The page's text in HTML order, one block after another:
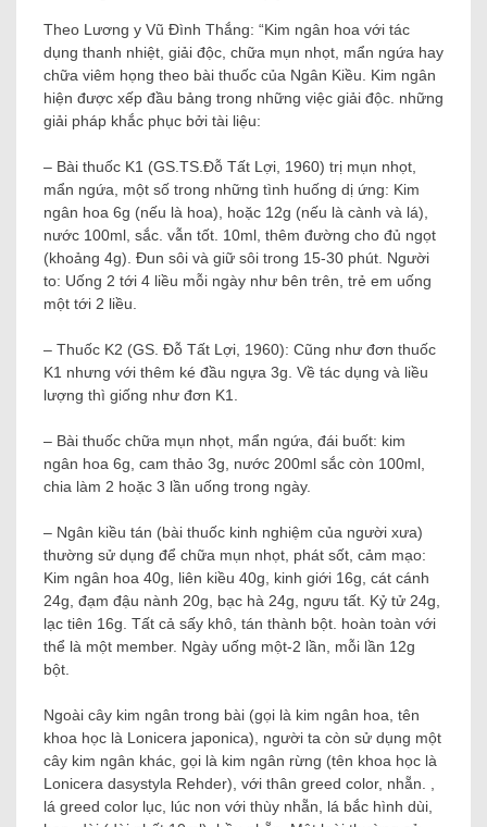
Theo Lương y Vũ Đình Thắng: “Kim ngân hoa với tác
dụng thanh nhiệt, giải độc, chữa mụn nhọt, mẩn ngứa hay
chữa viêm họng theo bài thuốc của Ngân Kiều. Kim ngân
hiện được xếp đầu bảng trong những việc giải độc. những
giải pháp khắc phục bởi tài liệu:
– Bài thuốc K1 (GS.TS.Đỗ Tất Lợi, 1960) trị mụn nhọt,
mẩn ngứa, một số trong những tình huống dị ứng: Kim
ngân hoa 6g (nếu là hoa), hoặc 12g (nếu là cành và lá),
nước 100ml, sắc. vẫn tốt. 10ml, thêm đường cho đủ ngọt
(khoảng 4g). Đun sôi và giữ sôi trong 15-30 phút. Người
to: Uống 2 tới 4 liều mỗi ngày như bên trên, trẻ em uống
một tới 2 liều.
– Thuốc K2 (GS. Đỗ Tất Lợi, 1960): Cũng như đơn thuốc
K1 nhưng với thêm ké đầu ngựa 3g. Về tác dụng và liều
lượng thì giống như đơn K1.
– Bài thuốc chữa mụn nhọt, mẩn ngứa, đái buốt: kim
ngân hoa 6g, cam thảo 3g, nước 200ml sắc còn 100ml,
chia làm 2 hoặc 3 lần uống trong ngày.
– Ngân kiều tán (bài thuốc kinh nghiệm của người xưa)
thường sử dụng để chữa mụn nhọt, phát sốt, cảm mạo:
Kim ngân hoa 40g, liên kiều 40g, kinh giới 16g, cát cánh
24g, đạm đậu nành 20g, bạc hà 24g, ngưu tất. Kỷ tử 24g,
lạc tiên 16g. Tất cả sấy khô, tán thành bột. hoàn toàn với
thể là một member. Ngày uống một-2 lần, mỗi lần 12g
bột.
Ngoài cây kim ngân trong bài (gọi là kim ngân hoa, tên
khoa học là Lonicera japonica), người ta còn sử dụng một
cây kim ngân khác, gọi là kim ngân rừng (tên khoa học là
Lonicera dasystyla Rehder), với thân greed color, nhẵn. ,
lá greed color lục, lúc non với thùy nhẵn, lá bắc hình dùi,